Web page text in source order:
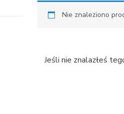
Nie znaleziono
Jeśli nie znalazłeś